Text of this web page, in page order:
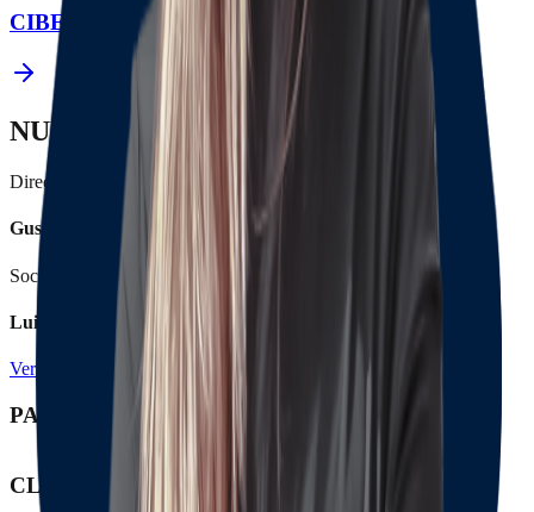
CIBER RIESGOS
NUESTROS LÍDERES
Director General
Gustavo Alberto Herrera A.
Socia Gerente de procesos jurídicos
Luisa Fernanda Herrera
Ver nuestro equipo
PATROCINIOS & AFILIACIONES
CLIENTES